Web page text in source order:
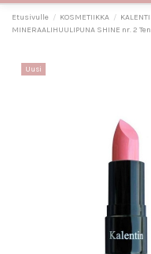
Etusivulle KOSMETIIKKA
MINERAALIHUULIPUNA SHINE nr. 2
Uusi